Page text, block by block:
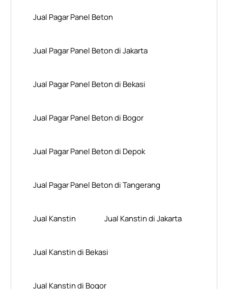
Jual Pagar Panel Beton
Jual Pagar Panel Beton di Jakarta
Jual Pagar Panel Beton di Bekasi
Jual Pagar Panel Beton di Bogor
Jual Pagar Panel Beton di Depok
Jual Pagar Panel Beton di Tangerang
Jual Kanstin Jual Kanstin di Jakarta
Jual Kanstin di Bekasi
Jual Kanstin di Bogor